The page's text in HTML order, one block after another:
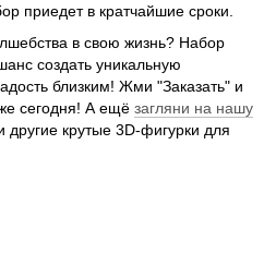
приедет в кратчайшие сроки.
в свою жизнь? Набор
создать уникальную
близким! Жми "Заказать" и
сегодня! А ещё загляни на нашу
другие крутые 3D-фигурки для